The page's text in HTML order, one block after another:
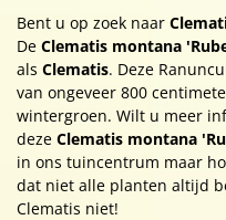
Bent u op zoek naar
De Clematis montana
als Clematis. Deze
van ongeveer 800
wintergroen. Wilt u meer
deze Clematis montana
in ons tuincentrum maar
dat niet alle planten altijd
Clematis niet!